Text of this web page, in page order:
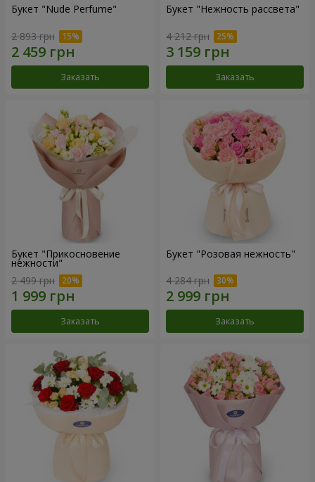
Букет "Nude Perfume"
2 893 грн
Заказать
Букет "Нежность рассвета"
4 212 грн
Заказать
Букет "Прикосновение
нежности"
2 499 грн
Заказать
Букет "Розовая нежность"
4 284 грн
Заказать